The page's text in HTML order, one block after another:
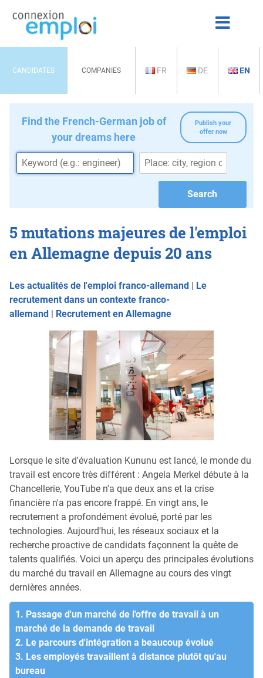
CANDIDATES COMPANIES FR DE EN
Publish your
offer now
Find the French-German job of
your dreams here
5 mutations majeures de l'emploi
en Allemagne depuis 20 ans
Les actualités de l'emploi franco-allemand | Le
recrutement dans un contexte franco-
allemand | Recrutement en Allemagne
Lorsque le site d'évaluation Kununu est lancé, le monde du
travail est encore très différent : Angela Merkel débute à la
Chancellerie, YouTube n'a que deux ans et la crise
financière n'a pas encore frappé. En vingt ans, le
recrutement a profondément évolué, porté par les
technologies. Aujourd'hui, les réseaux sociaux et la
recherche proactive de candidats façonnent la quête de
talents qualifiés. Voici un aperçu des principales évolutions
du marché du travail en Allemagne au cours des vingt
dernières années.
1. Passage d'un marché de l'offre de travail à un
marché de la demande de travail
2. Le parcours d'intégration a beaucoup évolué
3. Les employés travaillent à distance plutôt qu'au
bureau